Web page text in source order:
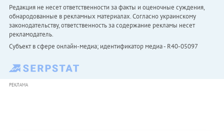
Редакция не несет ответственности за факты и оценочные суждения,
обнародованные в рекламных материалах. Согласно украинскому
законодательству, ответственность за содержание рекламы несет
рекламодатель.
Субъект в сфере онлайн-медиа; идентификатор медиа - R40-05097
РЕКЛАМА